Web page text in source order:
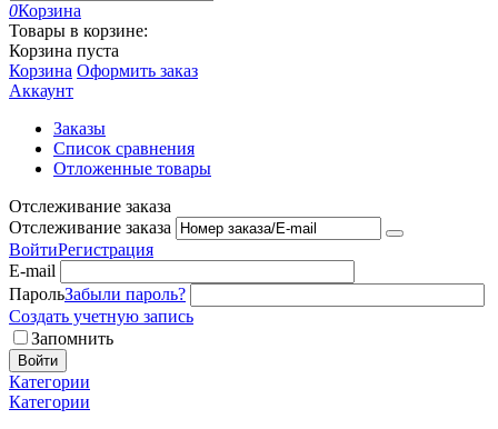
0Корзина
Товары в корзине:
Корзина пуста
Корзина Оформить заказ
Аккаунт
Заказы
Список сравнения
Отложенные товары
Отслеживание заказа
Отслеживание заказа
ВойтиРегистрация
E-mail
ПарольЗабыли пароль?
Создать учетную запись
Запомнить
Войти
Категории
Категории